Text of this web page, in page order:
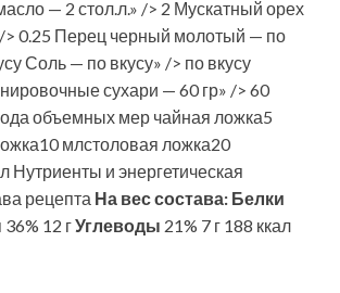
— 2 стол.л.» /> 2 Мускатный орех
/> 0.25 Перец черный молотый — по
Соль — по вкусу» /> по вкусу
сухари — 60 гр» /> 60
объемных мер чайная ложка5
млстоловая ложка20
Нутриенты и энергетическая
рецепта На вес состава: Белки
36% 12 гУглеводы 21% 7 г 188 ккал